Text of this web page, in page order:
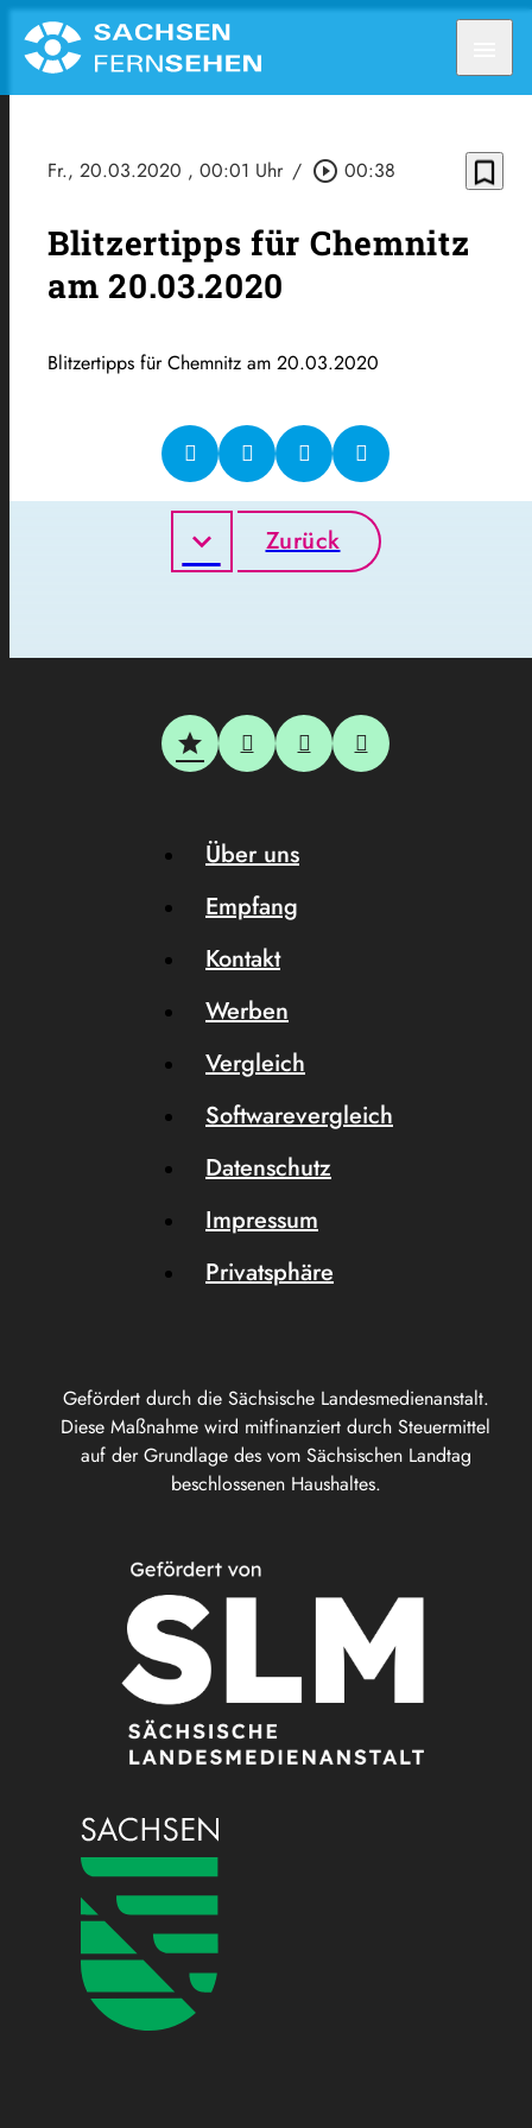
Fr., 20.03.2020 , 00:01 Uhr / play_circle_outline 00:38 bookmark_border
Blitzertipps für Chemnitz
am 20.03.2020
Blitzertipps für Chemnitz am 20.03.2020
Zurück
Gefördert durch die Sächsische Landesmedienanstalt.
Diese Maßnahme wird mitfinanziert durch Steuermittel
auf der Grundlage des vom Sächsischen Landtag
beschlossenen Haushaltes.
Über uns
Empfang
Kontakt
Werben
Vergleich
Softwarevergleich
Datenschutz
Impressum
Privatsphäre